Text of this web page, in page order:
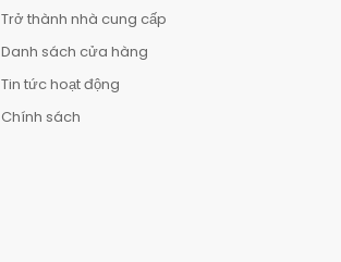
Trở thành nhà cung cấp
Danh sách cửa hàng
Tin tức hoạt động
Chính sách